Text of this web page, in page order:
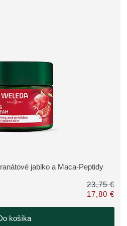
jablko a Maca-Peptidy
hodnotené 8 zákazníkmi
23,75 €
17,80 €
košíka